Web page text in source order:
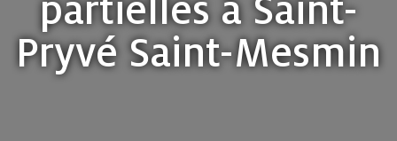
Pryvé Saint-Mesmin